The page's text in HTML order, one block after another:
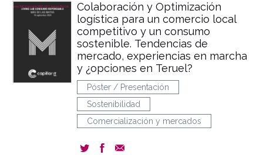
Colaboración y Optimización
logística para un comercio local
competitivo y un consumo
sostenible. Tendencias de
mercado, experiencias en marcha
y ¿opciones en Teruel?
Póster / Presentación
Sostenibilidad
Comercialización y mercados